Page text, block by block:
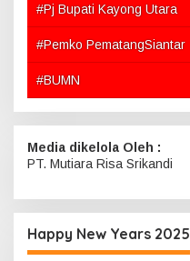
#Pj Bupati Kayong Utara
#Pemko PematangSiantar
#BUMN
Media dikelola Oleh :
PT. Mutiara Risa Srikandi
Happy New Years 2025